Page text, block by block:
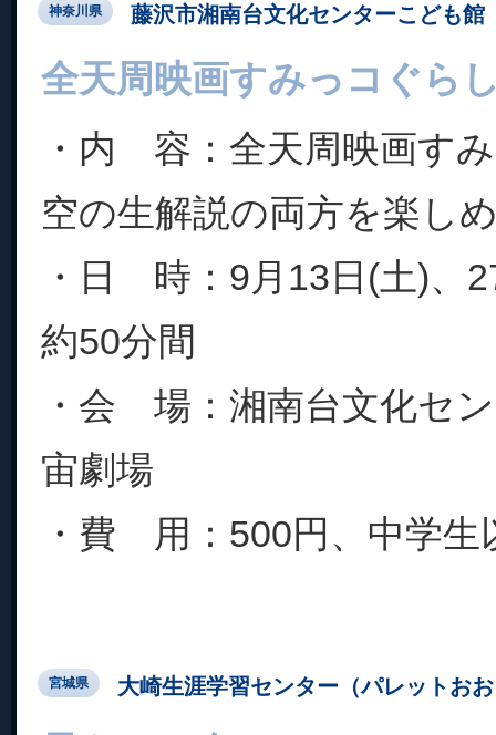
神奈川県 藤沢市湘南台文化センターこども館
全天周映画すみっコぐら
・内 容：全天周映画す
空の生解説の両方を楽し
・日 時：9月13日(土)、
約50分間
・会 場：湘南台文化セ
宙劇場
・費 用：500円、中学生
宮城県 大崎生涯学習センター（パレットお